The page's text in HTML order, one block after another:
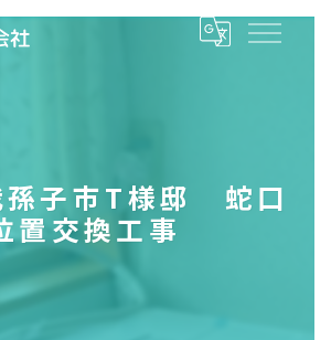
孫子市T様邸 蛇口
置交換工事